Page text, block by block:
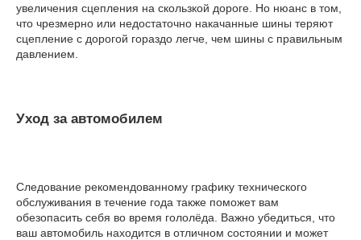
увеличения сцепления на скользкой дороге. Но нюанс в том,
что чрезмерно или недостаточно накачанные шины теряют
сцепление с дорогой гораздо легче, чем шины с правильным
давлением.
Уход за автомобилем
Следование рекомендованному графику технического
обслуживания в течение года также поможет вам
обезопасить себя во время гололёда. Важно убедиться, что
ваш автомобиль находится в отличном состоянии и может